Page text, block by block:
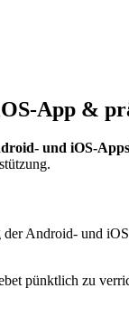
App &
und iOS-Apps
der Android- und
pünktlich zu